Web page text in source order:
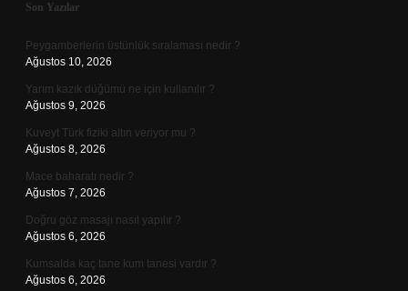
Sidebar
Son Yazılar
Peygamberlerin üstünlük sıralaması nedir ?
Ağustos 10, 2026
Yarım kazık düğümü ne için kullanılır ?
Ağustos 9, 2026
Kuveyt Türk fiziki altın veriyor mu ?
Ağustos 8, 2026
Mace baharatı nedir ?
Ağustos 7, 2026
Doğru göz masajı nasıl yapılır ?
Ağustos 6, 2026
Kumsalda kaç tane kum tanesi vardır ?
Ağustos 6, 2026